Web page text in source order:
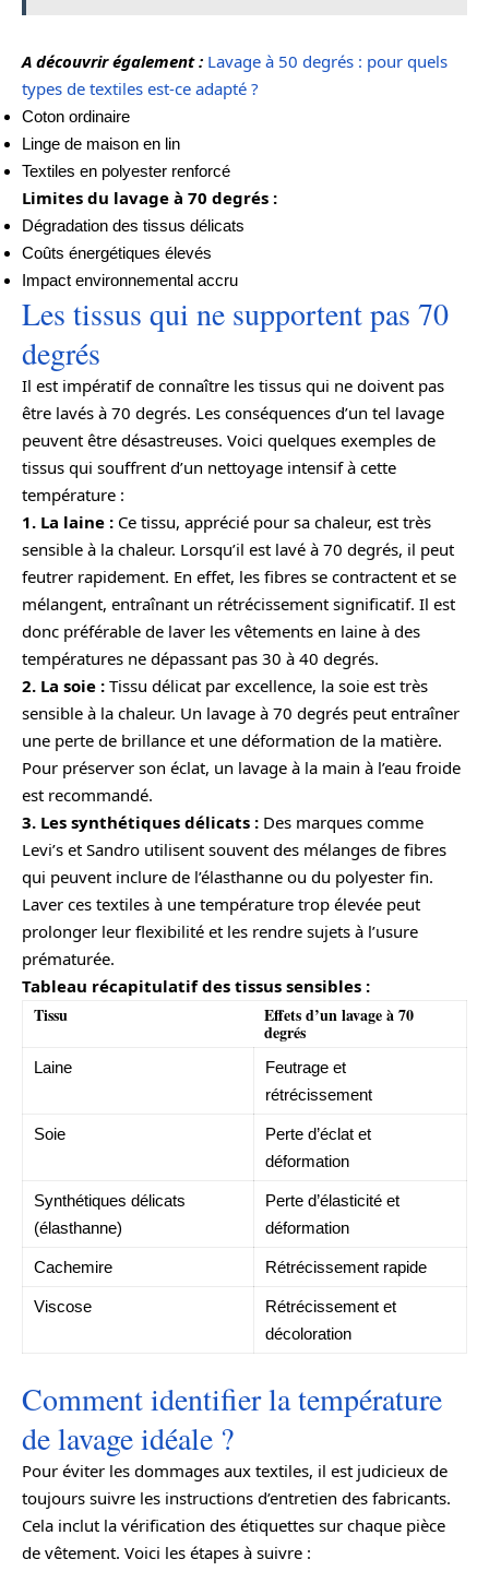
A découvrir également : Lavage à 50 degrés : pour quels
types de textiles est-ce adapté ?
Coton ordinaire
Linge de maison en lin
Textiles en polyester renforcé
Limites du lavage à 70 degrés :
Dégradation des tissus délicats
Coûts énergétiques élevés
Impact environnemental accru
Les tissus qui ne supportent pas 70
degrés
Il est impératif de connaître les tissus qui ne doivent pas
être lavés à 70 degrés. Les conséquences d’un tel lavage
peuvent être désastreuses. Voici quelques exemples de
tissus qui souffrent d’un nettoyage intensif à cette
température :
1. La laine : Ce tissu, apprécié pour sa chaleur, est très
sensible à la chaleur. Lorsqu’il est lavé à 70 degrés, il peut
feutrer rapidement. En effet, les fibres se contractent et se
mélangent, entraînant un rétrécissement significatif. Il est
donc préférable de laver les vêtements en laine à des
températures ne dépassant pas 30 à 40 degrés.
2. La soie : Tissu délicat par excellence, la soie est très
sensible à la chaleur. Un lavage à 70 degrés peut entraîner
une perte de brillance et une déformation de la matière.
Pour préserver son éclat, un lavage à la main à l’eau froide
est recommandé.
3. Les synthétiques délicats : Des marques comme
Levi’s et Sandro utilisent souvent des mélanges de fibres
qui peuvent inclure de l’élasthanne ou du polyester fin.
Laver ces textiles à une température trop élevée peut
prolonger leur flexibilité et les rendre sujets à l’usure
prématurée.
Tableau récapitulatif des tissus sensibles :
Tissu Effets d’un lavage à 70
degrés
Laine
Feutrage et
rétrécissement
Soie
Perte d’éclat et
déformation
Synthétiques délicats
(élasthanne)
Perte d’élasticité et
déformation
Cachemire Rétrécissement rapide
Viscose
Rétrécissement et
décoloration
Comment identifier la température
de lavage idéale ?
Pour éviter les dommages aux textiles, il est judicieux de
toujours suivre les instructions d’entretien des fabricants.
Cela inclut la vérification des étiquettes sur chaque pièce
de vêtement. Voici les étapes à suivre :